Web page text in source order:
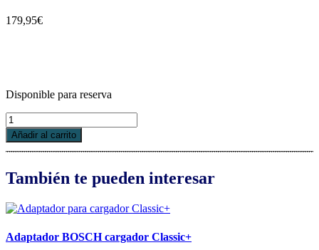
179,95€
Disponible para reserva
Cargador
BOSCH
RAPIDO
6A
cantidad
Añadir al carrito
También te pueden interesar
Adaptador BOSCH cargador Classic+